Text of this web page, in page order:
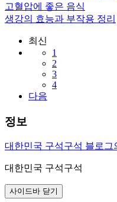
고혈압에 좋은 음식
생강의 효능과 부작용 정리
최신
1
2
3
4
다음
정보
대한민국 구석구석 블로그
대한민국 구석구석
사이드바 닫기